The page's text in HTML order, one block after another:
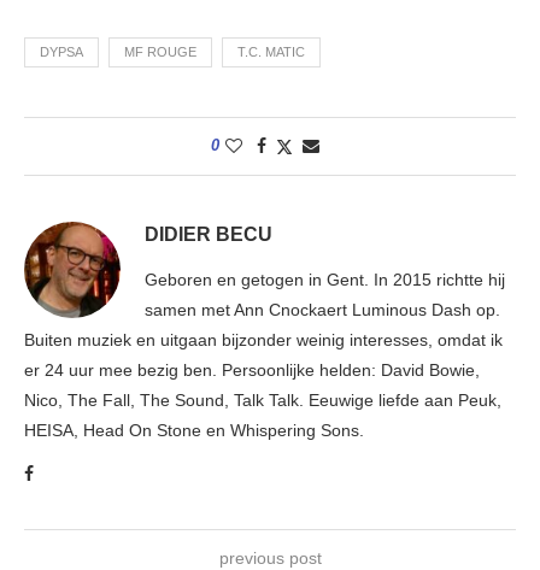
DYPSA MF ROUGE T.C. MATIC
0
DIDIER BECU
Geboren en getogen in Gent. In 2015 richtte hij
samen met Ann Cnockaert Luminous Dash op.
Buiten muziek en uitgaan bijzonder weinig interesses, omdat ik
er 24 uur mee bezig ben. Persoonlijke helden: David Bowie,
Nico, The Fall, The Sound, Talk Talk. Eeuwige liefde aan Peuk,
HEISA, Head On Stone en Whispering Sons.
previous post